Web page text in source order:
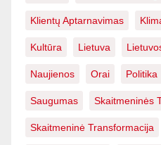
Klientų Aptarnavimas
Kultūra Lietuva
Naujienos Orai Politika
Saugumas Skaitmeninės
Skaitmeninė Transformacija